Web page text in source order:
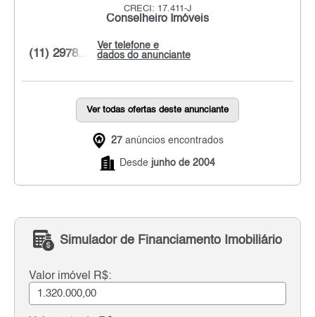
CRECI: 17.411-J
Conselheiro Imóveis
Ver telefone e
dados do anunciante
(11) 2978...
Ver todas ofertas deste anunciante
27 anúncios encontrados
Desde junho de 2004
Simulador de Financiamento Imobiliário
Valor imóvel R$: